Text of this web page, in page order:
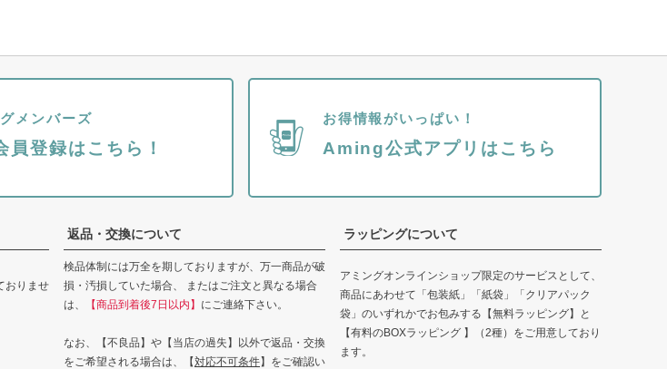
メンバーズ
員登録はこちら！
お得情報がいっぱい！
Aming公式アプリはこちら
おりませ
返品・交換について
検品体制には万全を期しておりますが、万一商品が破
損・汚損していた場合、 またはご注文と異なる場合
は、
【商品到着後7日以内】 にご連絡下さい。
なお、【不良品】や【当店の過失】以外で返品・交換
をご希望される場合は、【対応不可条件】をご確認い
ラッピングについて
アミングオンラインショップ限定のサービスとして、
商品にあわせて「包装紙」「紙袋」「クリアパック
袋」のいずれかでお包みする【無料ラッピング】と
【有料のBOXラッピング 】（2種）をご用意しており
ます。